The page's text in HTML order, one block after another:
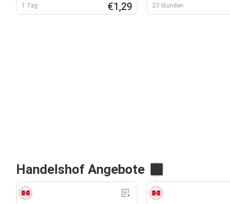
1 Tag €1,29 23 Stunden
Handelshof Angebote